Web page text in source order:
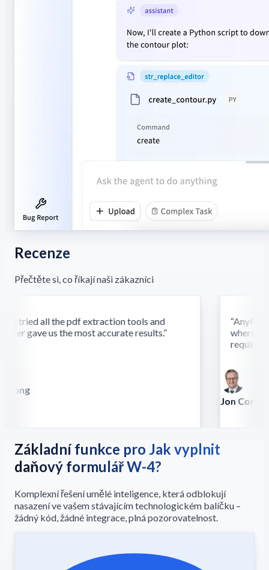
Recenze
Přečtěte si, co říkají naši zákazníci
tried all the pdf extraction tools and
gave us the most accurate results.”
where
require
Jon Conradt
Základní funkce pro Jak vyplnit
daňový formulář W-4?
Komplexní řešení umělé inteligence, která odblokují
nasazení ve vašem stávajícím technologickém balíčku –
žádný kód, žádné integrace, plná pozorovatelnost.